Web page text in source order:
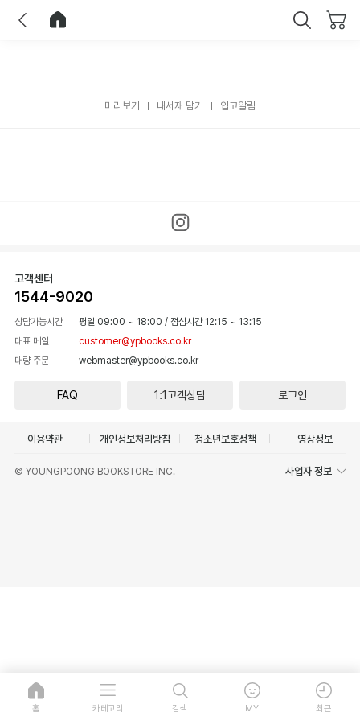
미리보기 내서재 담기 입고알림
고객센터
1544-9020
상담가능시간 평일 09:00 ~ 18:00 / 점심시간 12:15 ~ 13:15
대표 메일
customer@ypbooks.co.kr
대량 주문
webmaster@ypbooks.co.kr
FAQ 1:1고객상담 로그인
이용약관 개인정보처리방침 청소년보호정책 영상정보
© YOUNGPOONG BOOKSTORE INC. 사업자 정보
홈 카테고리 검색 MY 최근